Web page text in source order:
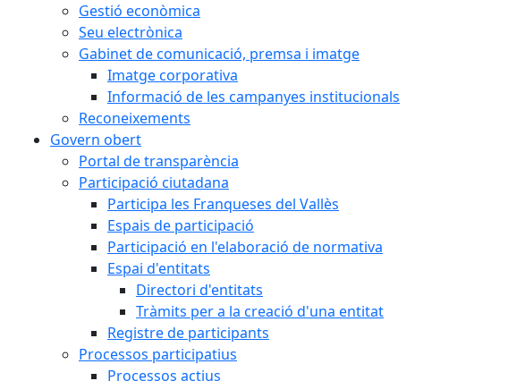
Gestió econòmica
Seu electrònica
Gabinet de comunicació, premsa i imatge
Imatge corporativa
Informació de les campanyes institucionals
Reconeixements
Govern obert
Portal de transparència
Participació ciutadana
Participa les Franqueses del Vallès
Espais de participació
Participació en l'elaboració de normativa
Espai d'entitats
Directori d'entitats
Tràmits per a la creació d'una entitat
Registre de participants
Processos participatius
Processos actius